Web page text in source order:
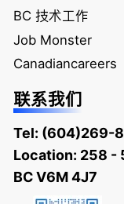
BC 技术工作
Job Monster
Canadiancareers
联系我们
Tel: (604)269-
Location: 258 -
BC V6M 4J7